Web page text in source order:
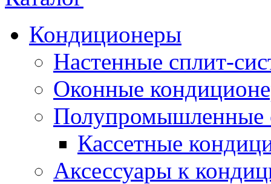
Кондиционеры
Настенные сплит-
Оконные
Полупромышленные
Кассетные
Аксессуары к